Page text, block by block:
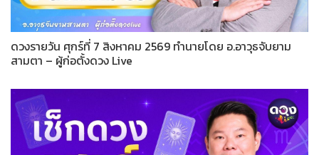
ดวงรายวัน ศุกร์ที่ 7 สิงหาคม 2569 ทำนายโดย อ.อาวุธจับยาม
สามตา – ผู้ก่อตั้งดวง Live